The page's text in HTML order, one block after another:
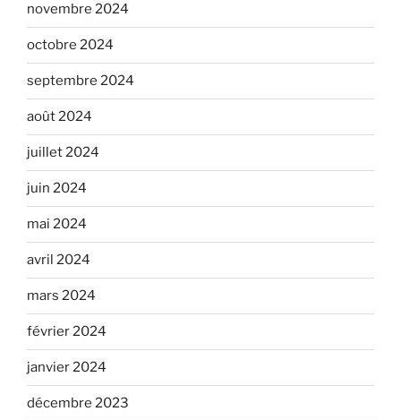
novembre 2024
octobre 2024
septembre 2024
août 2024
juillet 2024
juin 2024
mai 2024
avril 2024
mars 2024
février 2024
janvier 2024
décembre 2023